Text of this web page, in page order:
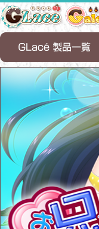
天ノ空レトロスペクト
恋式マニュアル
Timepiece Ensemble
1/2 summer